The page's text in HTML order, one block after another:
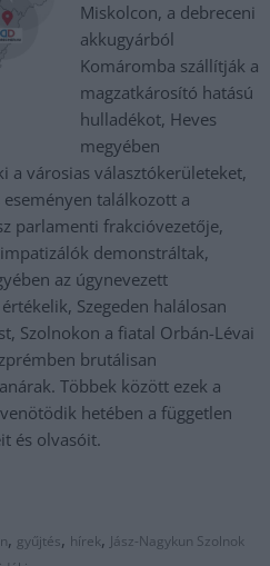
Miskolcon, a debreceni
akkugyárból
Komáromba szállítják a
magzatkárosító hatású
hulladékot, Heves
megyében
a városias választókerületeket,
találkozott a
parlamenti frakcióvezetője,
demonstráltak,
az úgynevezett
Szegeden halálosan
Szolnokon a fiatal Orbán-Lévai
brutálisan
Többek között ezek a
hetében a független
és olvasóit.
, gyűjtés, hírek, Jász-Nagykun Szolnok